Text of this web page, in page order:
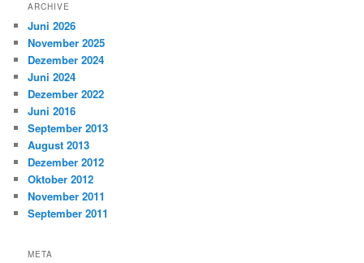
ARCHIVE
Juni 2026
November 2025
Dezember 2024
Juni 2024
Dezember 2022
Juni 2016
September 2013
August 2013
Dezember 2012
Oktober 2012
November 2011
September 2011
META